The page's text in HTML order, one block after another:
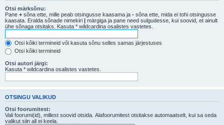
Otsi märksõnu:
Pane + sõna ette, mille peab otsingusse kaasama ja - sõna ette, mida ei tohi otsingusse
kaasata. Eralda sõnade nimekiri | märgiga ja pane need sulgudesse, kui soovid, et ainult
ühe sõnaga otsitaks. Kasuta * wildcardina osalistes vastetes.
Otsi kõiki termineid või kasuta sõnu selles samas järjestuses
Otsi kõiki termineid
Otsi autori järgi:
Kasuta * wildcardina osalistes vastetes.
OTSINGU VALIKUD
Otsi foorumitest:
Vali foorumi(id), millest soovid otsida. Alafoorumitest otsitakse automaatselt, kui sa seda
valikut siin all ei keela.